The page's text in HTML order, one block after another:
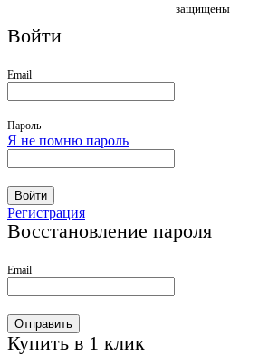
защищены
Войти
Email
Пароль
Я не помню пароль
Войти
Регистрация
Восстановление пароля
Email
Отправить
Купить в 1 клик